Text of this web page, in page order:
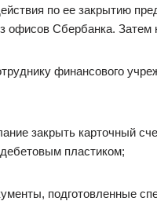
по ее закрытию
офисов Сбербанка. Затем
финансового
закрыть карточный
пластиком;
подготовленные